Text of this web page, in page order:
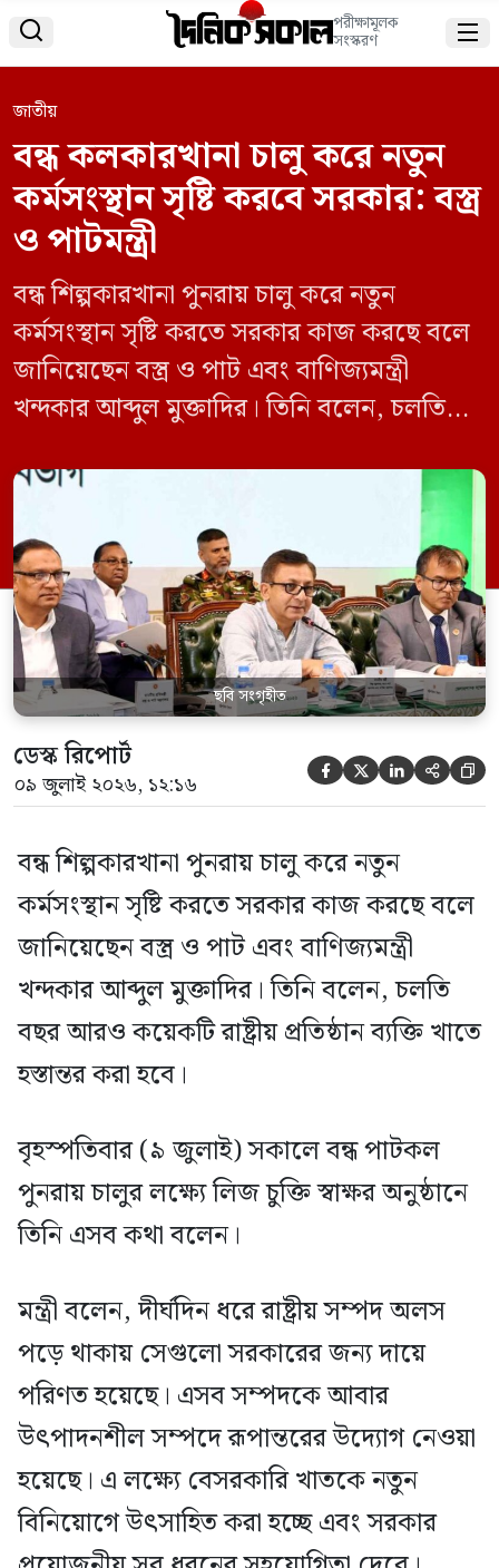
 পরীক্ষামূলক
সংস্করণ 
জাতীয়
বন্ধ কলকারখানা চালু করে নতুন
কর্মসংস্থান সৃষ্টি করবে সরকার: বস্ত্র
ও পাটমন্ত্রী
বন্ধ শিল্পকারখানা পুনরায় চালু করে নতুন
কর্মসংস্থান সৃষ্টি করতে সরকার কাজ করছে বলে
জানিয়েছেন বস্ত্র ও পাট এবং বাণিজ্যমন্ত্রী
খন্দকার আব্দুল মুক্তাদির। তিনি বলেন, চলতি
হস্তান্তর করা হবে। বৃহস্পতিবার (৯ জুলাই)
সকালে বন্ধ পাটকল পুনরায় চালুর লক্ষ্যে লিজ
চুক্তি স্বাক্ষর অনুষ্ঠানে তিনি এসব কথা বলেন।
মন্ত্রী বলেন, দীর্ঘদিন […]
ছবি সংগৃহীত
ডেস্ক রিপোর্ট
০৯ জুলাই ২০২৬, ১২:১৬     
বন্ধ শিল্পকারখানা পুনরায় চালু করে নতুন
কর্মসংস্থান সৃষ্টি করতে সরকার কাজ করছে বলে
জানিয়েছেন বস্ত্র ও পাট এবং বাণিজ্যমন্ত্রী
খন্দকার আব্দুল মুক্তাদির। তিনি বলেন, চলতি
বছর আরও কয়েকটি রাষ্ট্রীয় প্রতিষ্ঠান ব্যক্তি খাতে
হস্তান্তর করা হবে।
বৃহস্পতিবার (৯ জুলাই) সকালে বন্ধ পাটকল
পুনরায় চালুর লক্ষ্যে লিজ চুক্তি স্বাক্ষর অনুষ্ঠানে
তিনি এসব কথা বলেন।
মন্ত্রী বলেন, দীর্ঘদিন ধরে রাষ্ট্রীয় সম্পদ অলস
পড়ে থাকায় সেগুলো সরকারের জন্য দায়ে
পরিণত হয়েছে। এসব সম্পদকে আবার
উৎপাদনশীল সম্পদে রূপান্তরের উদ্যোগ নেওয়া
হয়েছে। এ লক্ষ্যে বেসরকারি খাতকে নতুন
বিনিয়োগে উৎসাহিত করা হচ্ছে এবং সরকার